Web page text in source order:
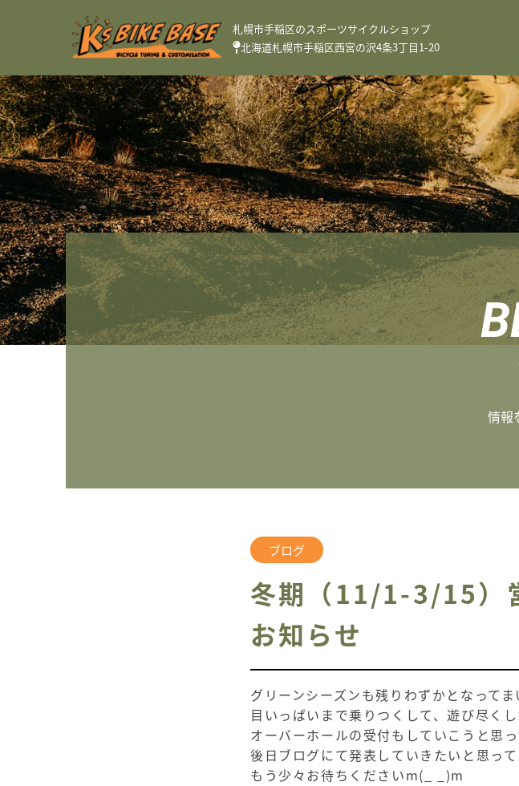
札幌市手稲区のスポーツサイクルショップ
北海道札幌市手稲区西宮の沢4条3丁目1-20
情報
ブログ
冬期（11/1-3/15）
お知らせ
グリーンシーズンも残りわずかとなってま
目いっぱいまで乗りつくして、遊び尽くし
オーバーホールの受付もしていこうと思
後日ブログにて発表していきたいと思って
もう少々お待ちくださいm(_ _)m